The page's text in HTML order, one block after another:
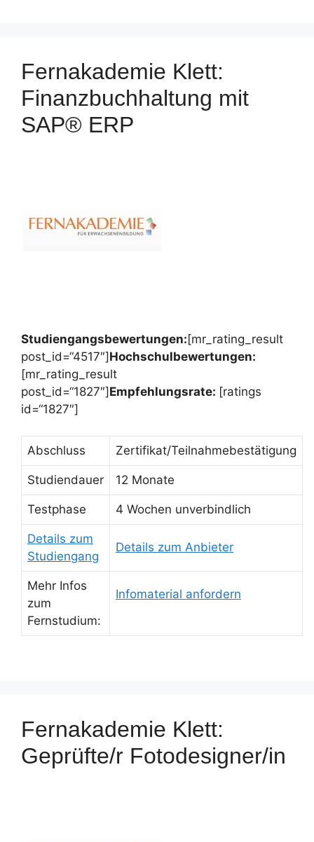
Fernakademie Klett:
Finanzbuchhaltung mit
SAP® ERP
Studiengangsbewertungen:[mr_rating_result
post_id=“4517″]Hochschulbewertungen:
[mr_rating_result
post_id=“1827″]Empfehlungsrate: [ratings
id=“1827″]
Abschluss Zertifikat/Teilnahmebestätigung
Studiendauer 12 Monate
Testphase 4 Wochen unverbindlich
Details zum
Studiengang
Details zum Anbieter
Mehr Infos
zum
Fernstudium:
Infomaterial anfordern
Fernakademie Klett:
Geprüfte/r Fotodesigner/in